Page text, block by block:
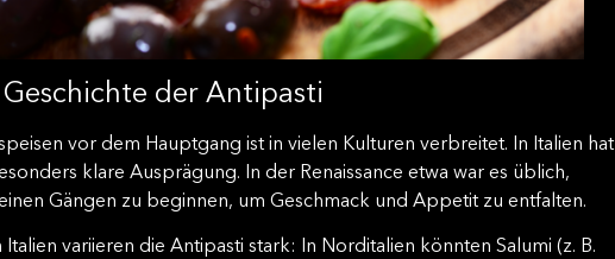
der Antipasti
vor dem Hauptgang ist in vielen Kulturen verbreitet. In Italien hat
klare Ausprägung. In der Renaissance etwa war es üblich,
Gängen zu beginnen, um Geschmack und Appetit zu entfalten.
Italien variieren die Antipasti stark: In Norditalien könnten Salumi (z. B.